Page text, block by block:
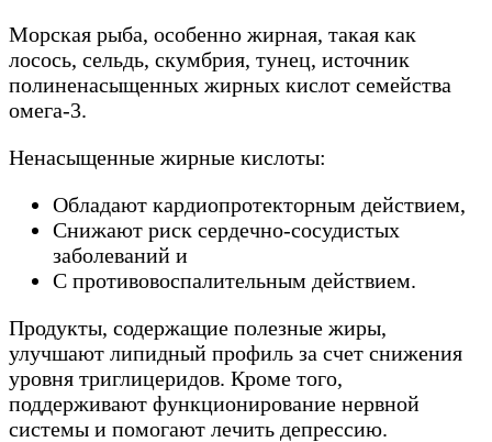
Морская рыба, особенно жирная, такая как
лосось, сельдь, скумбрия, тунец, источник
полиненасыщенных жирных кислот семейства
омега-3.
Ненасыщенные жирные кислоты:
Обладают кардиопротекторным действием,
Снижают риск сердечно-сосудистых
заболеваний и
С противовоспалительным действием.
Продукты, содержащие полезные жиры,
улучшают липидный профиль за счет снижения
уровня триглицеридов. Кроме того,
поддерживают функционирование нервной
системы и помогают лечить депрессию.